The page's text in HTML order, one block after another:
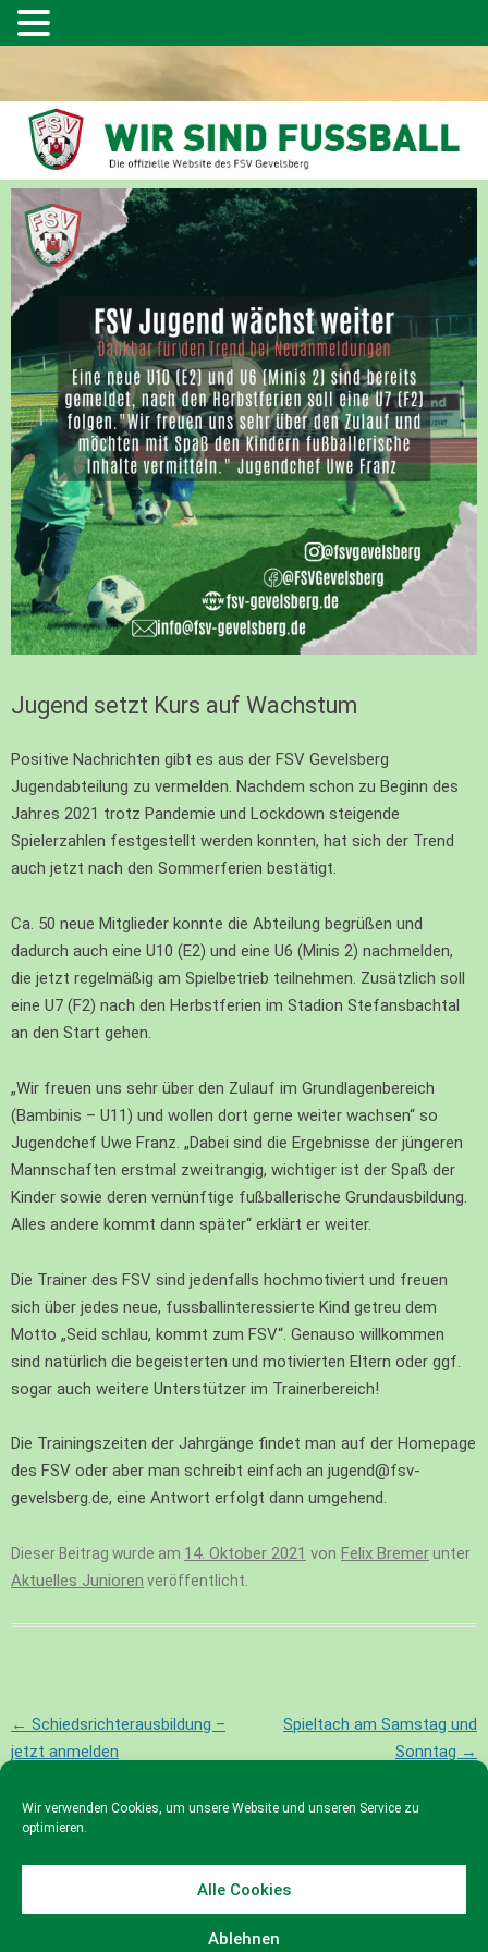
Wir verwenden Cookies, um unsere Website und unseren Service zu
optimieren.
Alle Cookies
Ablehnen
Jugend setzt Kurs auf Wachstum
Positive Nachrichten gibt es aus der FSV Gevelsberg
Jugendabteilung zu vermelden. Nachdem schon zu Beginn des
Jahres 2021 trotz Pandemie und Lockdown steigende
Spielerzahlen festgestellt werden konnten, hat sich der Trend
auch jetzt nach den Sommerferien bestätigt.
Ca. 50 neue Mitglieder konnte die Abteilung begrüßen und
dadurch auch eine U10 (E2) und eine U6 (Minis 2) nachmelden,
die jetzt regelmäßig am Spielbetrieb teilnehmen. Zusätzlich soll
eine U7 (F2) nach den Herbstferien im Stadion Stefansbachtal
an den Start gehen.
„Wir freuen uns sehr über den Zulauf im Grundlagenbereich
(Bambinis – U11) und wollen dort gerne weiter wachsen“ so
Jugendchef Uwe Franz. „Dabei sind die Ergebnisse der jüngeren
Mannschaften erstmal zweitrangig, wichtiger ist der Spaß der
Kinder sowie deren vernünftige fußballerische Grundausbildung.
Alles andere kommt dann später“ erklärt er weiter.
Die Trainer des FSV sind jedenfalls hochmotiviert und freuen
sich über jedes neue, fussballinteressierte Kind getreu dem
Motto „Seid schlau, kommt zum FSV“. Genauso willkommen
sind natürlich die begeisterten und motivierten Eltern oder ggf.
sogar auch weitere Unterstützer im Trainerbereich!
Die Trainingszeiten der Jahrgänge findet man auf der Homepage
des FSV oder aber man schreibt einfach an jugend@fsv-
gevelsberg.de, eine Antwort erfolgt dann umgehend.
Dieser Beitrag wurde am 14. Oktober 2021 von Felix Bremerunter
Aktuelles Junioren veröffentlicht.
Beitragsnavigation
← Schiedsrichterausbildung –
jetzt anmelden
Spieltach am Samstag und
Sonntag →
© 2023 FSV Gevelsberg e.V.